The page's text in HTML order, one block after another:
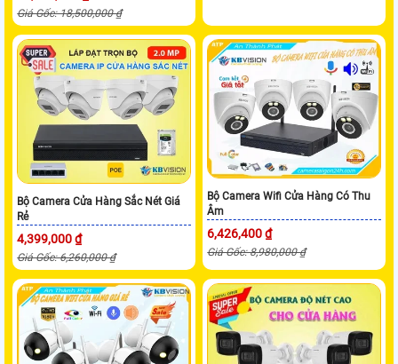
Giá Gốc: 18,500,000 ₫
Bộ Camera Cửa Hàng Sắc Nét Giá
Rẻ
4,399,000 ₫
Giá Gốc: 6,260,000 ₫
Bộ Camera Wifi Cửa Hàng Có Thu
Âm
6,426,400 ₫
Giá Gốc: 8,980,000 ₫